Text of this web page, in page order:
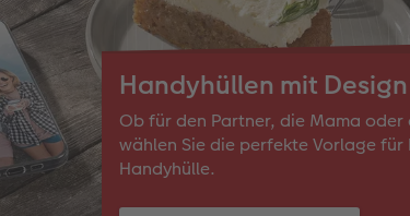
Handyhüllen mit Design
Ob für den Partner, die Mama oder
wählen Sie die perfekte Vorlage für
Handyhülle.